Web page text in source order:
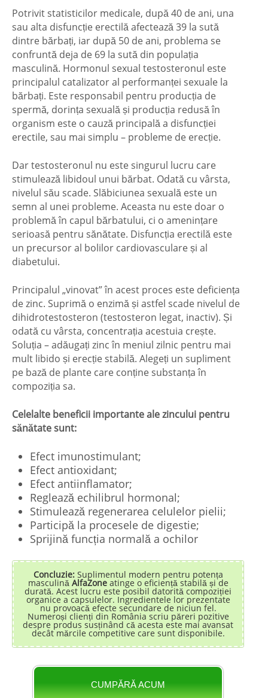
Potrivit statisticilor medicale, după 40 de ani, una
sau alta disfuncție erectilă afectează 39 la sută
dintre bărbați, iar după 50 de ani, problema se
confruntă deja de 69 la sută din populația
masculină. Hormonul sexual testosteronul este
principalul catalizator al performanței sexuale la
bărbați. Este responsabil pentru producția de
spermă, dorința sexuală și producția redusă în
organism este o cauză principală a disfuncției
erectile, sau mai simplu – probleme de erecție.
Dar testosteronul nu este singurul lucru care
stimulează libidoul unui bărbat. Odată cu vârsta,
nivelul său scade. Slăbiciunea sexuală este un
semn al unei probleme. Aceasta nu este doar o
problemă în capul bărbatului, ci o amenințare
serioasă pentru sănătate. Disfuncția erectilă este
un precursor al bolilor cardiovasculare și al
diabetului.
Principalul „vinovat” în acest proces este deficiența
de zinc. Suprimă o enzimă și astfel scade nivelul de
dihidrotestosteron (testosteron legat, inactiv). Și
odată cu vârsta, concentrația acestuia crește.
Soluția – adăugați zinc în meniul zilnic pentru mai
mult libido și erecție stabilă. Alegeți un supliment
pe bază de plante care conține substanța în
compoziția sa.
Celelalte beneficii importante ale zincului pentru
sănătate sunt:
Efect imunostimulant;
Efect antioxidant;
Efect antiinflamator;
Reglează echilibrul hormonal;
Stimulează regenerarea celulelor pielii;
Participă la procesele de digestie;
Sprijină funcția normală a ochilor
Concluzie:Suplimentul modern pentru potența
masculină AlfaZoneatinge o eficiență stabilă și de
durată. Acest lucru este posibil datorită compoziției
organice a capsulelor. Ingredientele lor prezentate
nu provoacă efecte secundare de niciun fel.
Numeroși clienți din România scriu păreri pozitive
despre produs susținând că acesta este mai avansat
decât mărcile competitive care sunt disponibile.
CUMPĂRĂ ACUM